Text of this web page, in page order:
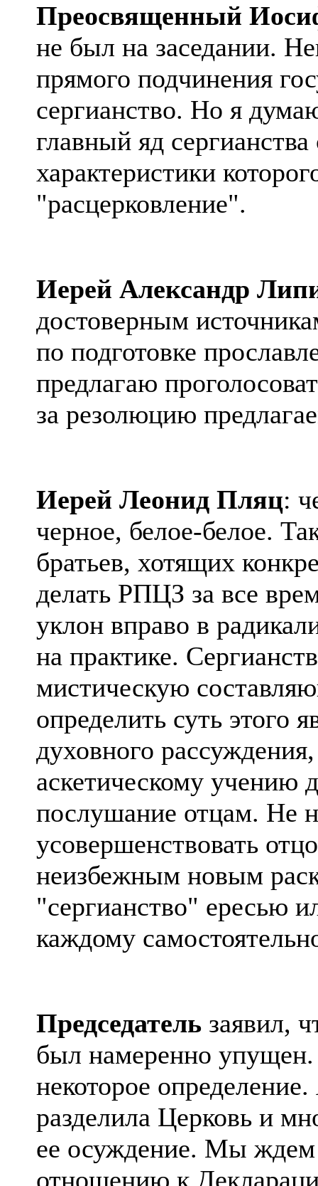
Преосвященный
не был на заседании.
прямого подчинения
сергианство. Но я
главный яд
характеристики
"расцерковление".
Иерей Александр
достоверным
по подготовке
предлагаю
за резолюцию
Иерей Леонид Пляц:
черное, белое-белое.
братьев, хотящих
делать РПЦЗ за все
уклон вправо в
на практике.
мистическую
определить суть этого
духовного
аскетическому учению
послушание отцам. Не
усовершенствовать
неизбежным новым
"сергианство" ересью
каждому
Председатель заявил,
был намеренно
некоторое
разделила Церковь и
ее осуждение. Мы ждем
отношению к